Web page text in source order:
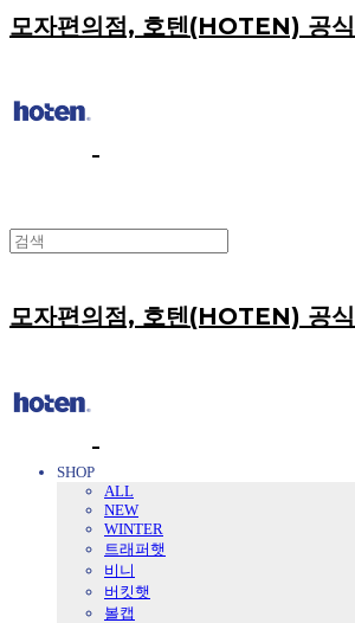
모자편의점, 호텐(HOTEN) 공
모자편의점, 호텐(HOTEN) 공
SHOP
ALL
NEW
WINTER
트래퍼햇
비니
버킷햇
볼캡